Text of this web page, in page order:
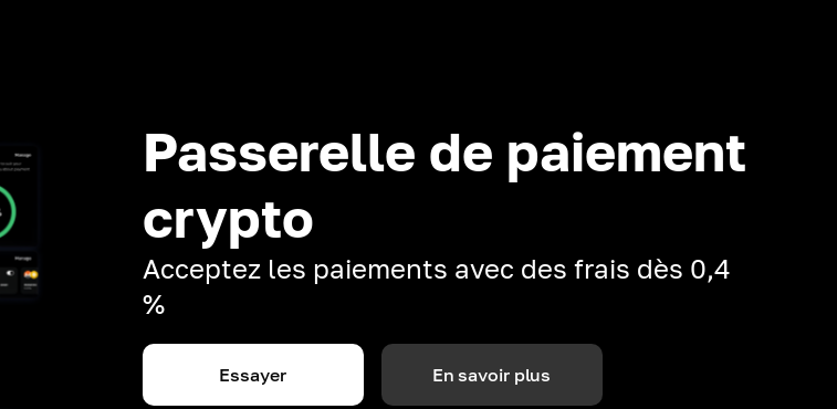
Passerelle de paiement
crypto
Acceptez les paiements avec des frais dès 0,4
%
Essayer En savoir plus